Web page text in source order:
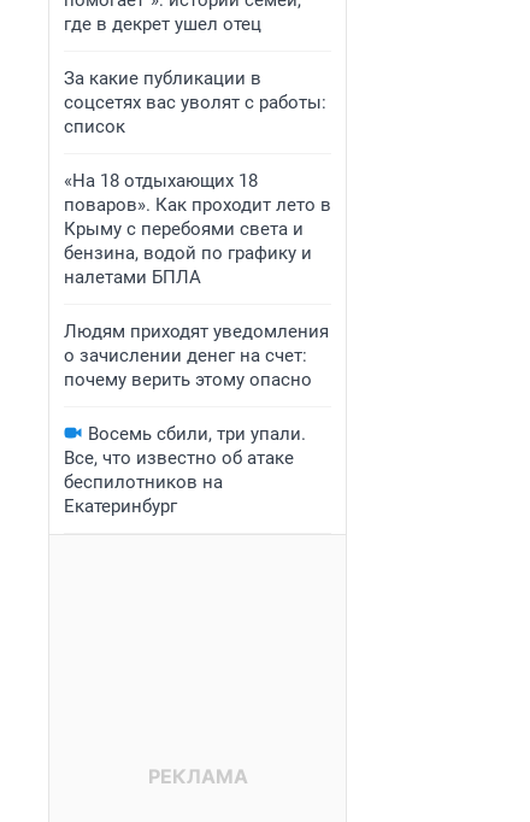
где в декрет ушел отец
За какие публикации в
соцсетях вас уволят с работы:
список
«На 18 отдыхающих 18
поваров». Как проходит лето в
Крыму с перебоями света и
бензина, водой по графику и
налетами БПЛА
Людям приходят уведомления
о зачислении денег на счет:
почему верить этому опасно
Восемь сбили, три упали.
Все, что известно об атаке
беспилотников на
Екатеринбург